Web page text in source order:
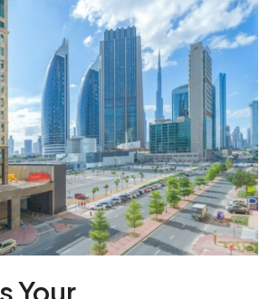
Your